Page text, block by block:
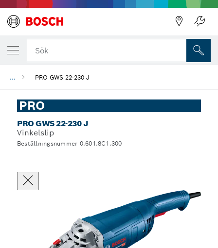
Sök
... PRO GWS 22-230 J
PRO
PRO GWS 22-230 J
Vinkelslip
Beställningsnummer 0.601.8C1.300